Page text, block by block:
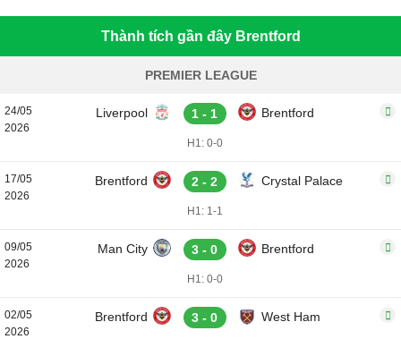
Thành tích gần đây Brentford
PREMIER LEAGUE
24/05
2026
Liverpool 1 - 1 Brentford
H1: 0-0
17/05
2026
Brentford 2 - 2 Crystal Palace
H1: 1-1
09/05
2026
Man City 3 - 0 Brentford
H1: 0-0
02/05
2026
Brentford 3 - 0 West Ham